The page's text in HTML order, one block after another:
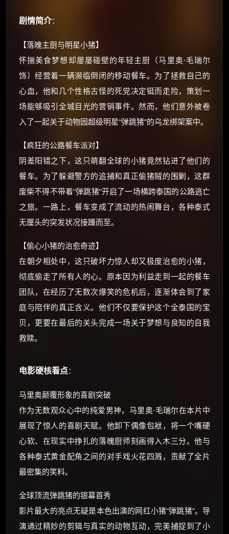
剧情简介：
【落魄主厨与明星小猪】
怀揣美食梦想却屡屡碰壁的年轻主厨（马里奥·毛瑞尔
饰）经营着一辆濒临倒闭的移动餐车。为了拯救自己的
心血，他和几个性格古怪的死党决定铤而走险，策划一
场能够吸引全城目光的营销事件。然而，他们意外被卷
入了一起关于动物园超级明星“弹跳猪”的乌龙绑架案中。
【疯狂的公路餐车派对】
阴差阳错之下，这只萌翻全球的小猪竟然钻进了他们的
餐车。为了躲避警方的追捕和真正偷猪贼的围剿，这群
废柴不得不带着“弹跳猪”开启了一场横跨泰国的公路逃亡
之旅。一路上，餐车变成了流动的热闹舞台，各种泰式
无厘头的突发状况接踵而至。
【偷心小猪的治愈奇迹】
在朝夕相处中，这只破坏力惊人却又极度治愈的小猪，
彻底偷走了所有人的心。原本因为利益走到一起的餐车
团队，在经历了无数次爆笑的危机后，逐渐体会到了家
庭与陪伴的真正含义。他们不仅要保护这个全泰国的宝
贝，更要在最后的关头完成一场关于梦想与良知的自我
救赎。
电影硬核看点：
马里奥颠覆形象的喜剧突破
作为无数观众心中的纯爱男神，马里奥·毛瑞尔在本片中
展现了惊人的喜剧天赋。他卸下偶像包袱，将一个嘴硬
心软、在现实中挣扎的落魄厨师刻画得入木三分。他与
各种泰式黄金配角之间的对手戏火花四溅，贡献了全片
最密集的笑料。
全球顶流弹跳猪的银幕首秀
影片最大的亮点无疑是本色出演的网红小猪“弹跳猪”。导
演通过精妙的剪辑与真实的动物互动，完美捕捉到了小
×
☕
你需要的各种会员，都可低价购买！
价格有浮动，请直接搜索查最低价！
优惠券、活动红包，每日可领。
⚡ 前往【大淘客】领红包
☕ 海外大侠？通过 Ko-fi 赐茶